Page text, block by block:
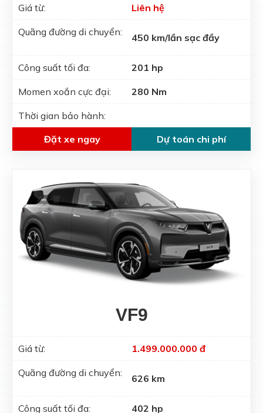
Giá từ: Liên hệ
Quãng đường di chuyển: 450 km/lần sạc đầy
Công suất tối đa: 201 hp
Momen xoắn cực đại: 280 Nm
Thời gian bảo hành:
Đặt xe ngay
Dự toán chi phí
VF9
Giá từ: 1.499.000.000 đ
Quãng đường di chuyển: 626 km
Công suất tối đa: 402 hp